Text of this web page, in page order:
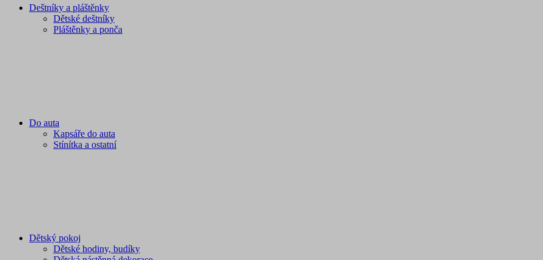
Deštníky a pláštěnky
Dětské deštníky
Pláštěnky a ponča
Do auta
Kapsáře do auta
Stínítka a ostatní
Dětský pokoj
Dětské hodiny, budíky